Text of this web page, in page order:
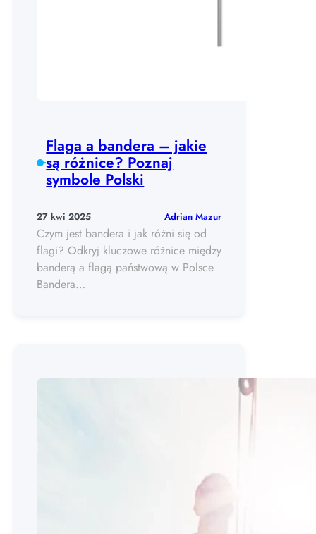
Flaga a bandera – jakie
są różnice? Poznaj
symbole Polski
27 kwi 2025 Adrian Mazur
Czym jest bandera i jak różni się od
flagi? Odkryj kluczowe różnice między
banderą a flagą państwową w Polsce
Bandera…